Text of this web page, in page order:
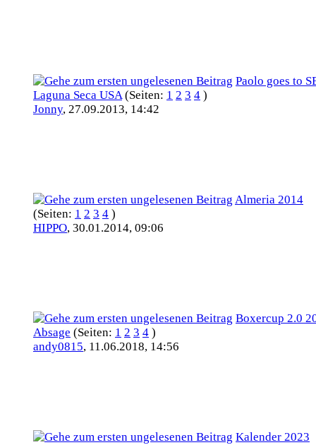
Paolo goes to
Laguna Seca USA (Seiten: 1 2 3 4 )
Jonny, 27.09.2013, 14:42
Almeria 2014
(Seiten: 1 2 3 4 )
HIPPO, 30.01.2014, 09:06
Boxercup 2.0
Absage (Seiten: 1 2 3 4 )
andy0815, 11.06.2018, 14:56
Kalender 2023